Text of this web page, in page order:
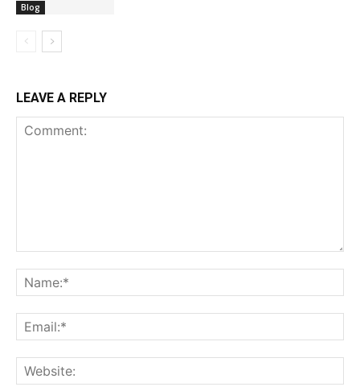
Blog
LEAVE A REPLY